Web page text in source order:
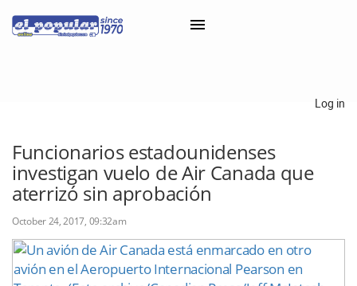
Classifieds
Categorías
Iniciar sesión con Clascal
Log in
Funcionarios estadounidenses
investigan vuelo de Air Canada que
aterrizó sin aprobación
October 24, 2017, 09:32am